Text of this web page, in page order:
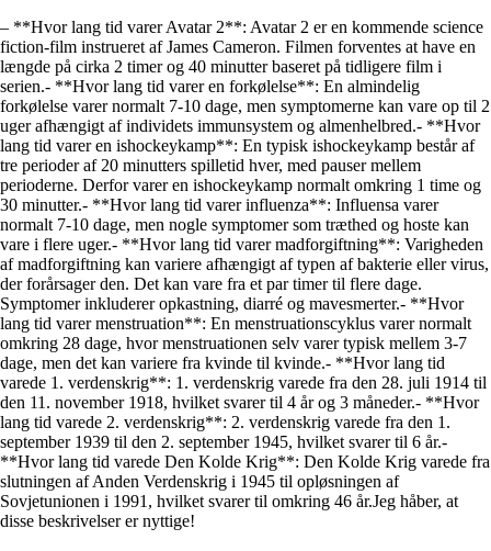
– **Hvor lang tid varer Avatar 2**: Avatar 2 er en kommende science
fiction-film instrueret af James Cameron. Filmen forventes at have en
længde på cirka 2 timer og 40 minutter baseret på tidligere film i
serien.- **Hvor lang tid varer en forkølelse**: En almindelig
forkølelse varer normalt 7-10 dage, men symptomerne kan vare op til 2
uger afhængigt af individets immunsystem og almenhelbred.- **Hvor
lang tid varer en ishockeykamp**: En typisk ishockeykamp består af
tre perioder af 20 minutters spilletid hver, med pauser mellem
perioderne. Derfor varer en ishockeykamp normalt omkring 1 time og
30 minutter.- **Hvor lang tid varer influenza**: Influensa varer
normalt 7-10 dage, men nogle symptomer som træthed og hoste kan
vare i flere uger.- **Hvor lang tid varer madforgiftning**: Varigheden
af madforgiftning kan variere afhængigt af typen af bakterie eller virus,
der forårsager den. Det kan vare fra et par timer til flere dage.
Symptomer inkluderer opkastning, diarré og mavesmerter.- **Hvor
lang tid varer menstruation**: En menstruationscyklus varer normalt
omkring 28 dage, hvor menstruationen selv varer typisk mellem 3-7
dage, men det kan variere fra kvinde til kvinde.- **Hvor lang tid
varede 1. verdenskrig**: 1. verdenskrig varede fra den 28. juli 1914 til
den 11. november 1918, hvilket svarer til 4 år og 3 måneder.- **Hvor
lang tid varede 2. verdenskrig**: 2. verdenskrig varede fra den 1.
september 1939 til den 2. september 1945, hvilket svarer til 6 år.-
**Hvor lang tid varede Den Kolde Krig**: Den Kolde Krig varede fra
slutningen af Anden Verdenskrig i 1945 til opløsningen af
Sovjetunionen i 1991, hvilket svarer til omkring 46 år.Jeg håber, at
disse beskrivelser er nyttige!